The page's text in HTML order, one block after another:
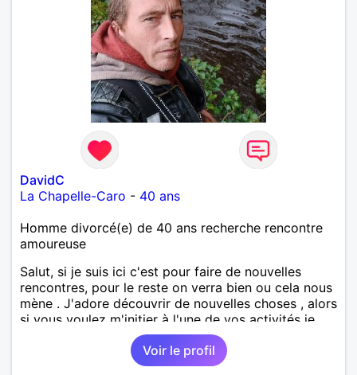
DavidC
La Chapelle-Caro - 40 ans
Homme divorcé(e) de 40 ans recherche rencontre
amoureuse
Salut, si je suis ici c'est pour faire de nouvelles
rencontres, pour le reste on verra bien ou cela nous
mène . J'adore découvrir de nouvelles choses , alors
si vous voulez m'initier à l'une de vos activités je
Voir le profil